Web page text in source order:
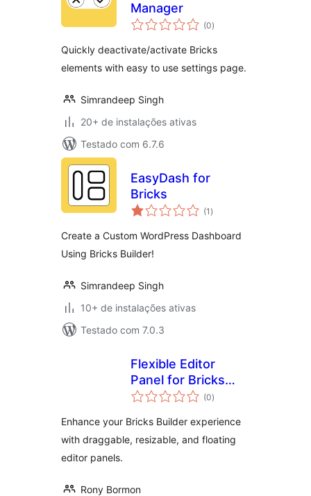
Manager
(0total
de
)
Quickly deactivate/activate Bricks
elements with easy to use settings page.
Simrandeep Singh
20+ de instalações ativas
Testado com 6.7.6
EasyDash for
Bricks
(1 total
de
)
Create a Custom WordPress Dashboard
Using Bricks Builder!
Simrandeep Singh
10+ de instalações ativas
Testado com 7.0.3
Flexible Editor
Panel for Bricks
Builder
(0total
de
)
Enhance your Bricks Builder experience
with draggable, resizable, and floating
editor panels.
Rony Bormon